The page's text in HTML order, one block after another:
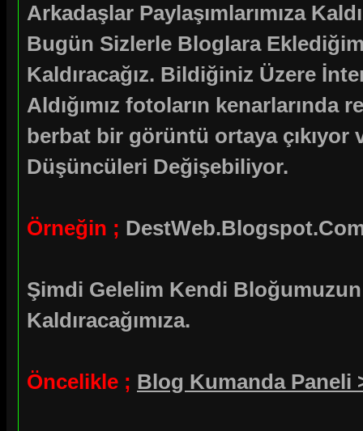
Arkadaşlar Paylaşımlarımıza
Bugün Sizlerle Bloglara
Kaldıracağız. Bildiğiniz Üzere
Aldığımız fotoların
berbat bir görüntü ortaya çıkıyor
Düşüncüleri Değişebiliyor.
Örneğin ;
Şimdi Gelelim Kendi
Kaldıracağımıza.
Öncelikle ; Blog Kumanda Paneli